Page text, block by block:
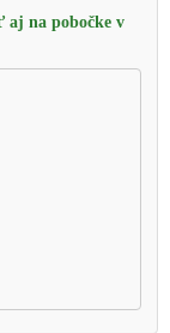
aj na pobočke v